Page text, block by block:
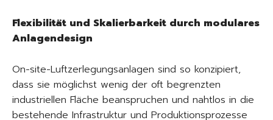
Flexibilität und Skalierbarkeit durch modulares
Anlagendesign
On-site-Luftzerlegungsanlagen sind so konzipiert,
dass sie möglichst wenig der oft begrenzten
industriellen Fläche beanspruchen und nahtlos in die
bestehende Infrastruktur und Produktionsprozesse